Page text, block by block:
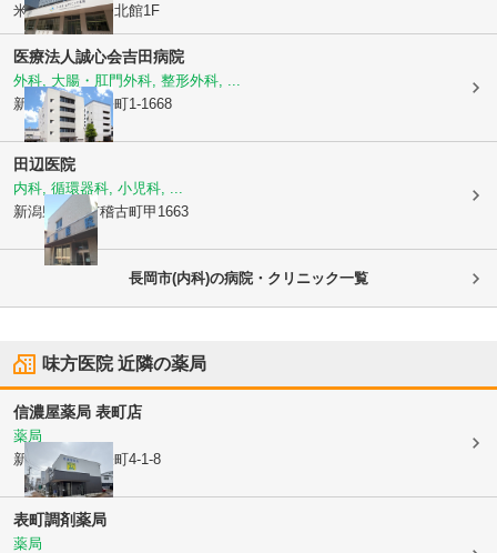
米百俵プレイス北館1F
医療法人誠心会吉田病院
外科, 大腸・肛門外科, 整形外科, ...
新潟県長岡市長町1-1668
田辺医院
内科, 循環器科, 小児科, ...
新潟県長岡市稽古町甲1663
長岡市(内科)の病院・クリニック一覧
味方医院近隣の薬局
信濃屋薬局 表町店
薬局
新潟県長岡市
表町4-1-8
表町調剤薬局
薬局